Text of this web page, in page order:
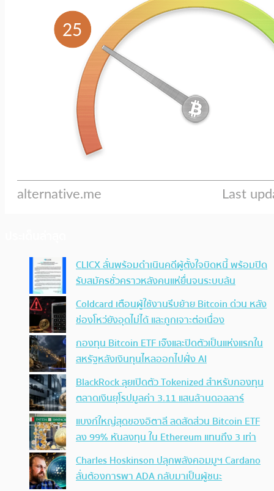
CLICX ลั่นพร้อมดำเนินคดีผู้ตั้งใจบิดหนี้ พร้อมปิด
รับสมัครชั่วคราวหลังคนแห่ยื่นจนระบบล้น
Coldcard เตือนผู้ใช้งานรีบย้าย Bitcoin ด่วน หลัง
ช่องโหว่ยังอุดไม่ได้ และถูกเจาะต่อเนื่อง
กองทุน Bitcoin ETF เจ๊งและปิดตัวเป็นแห่งแรกใน
สหรัฐหลังเงินทุนไหลออกไปฝั่ง AI
BlackRock ลุยเปิดตัว Tokenized สำหรับกองทุน
ตลาดเงินยุโรปมูลค่า 3.11 แสนล้านดอลลาร์
แบงก์ใหญ่สุดของอิตาลี ลดสัดส่วน Bitcoin ETF
ลง 99% หันลงทุน ใน Ethereum แทนถึง 3 เท่า
Charles Hoskinson ปลุกพลังคอมมูฯ Cardano
ลั่นต้องการพา ADA กลับมาเป็นผู้ชนะ